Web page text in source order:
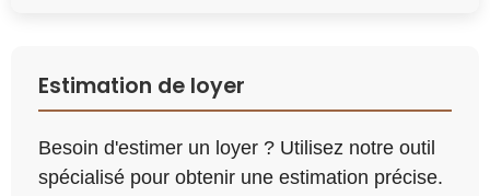
Estimation de loyer
Besoin d'estimer un loyer ? Utilisez notre outil
spécialisé pour obtenir une estimation précise.